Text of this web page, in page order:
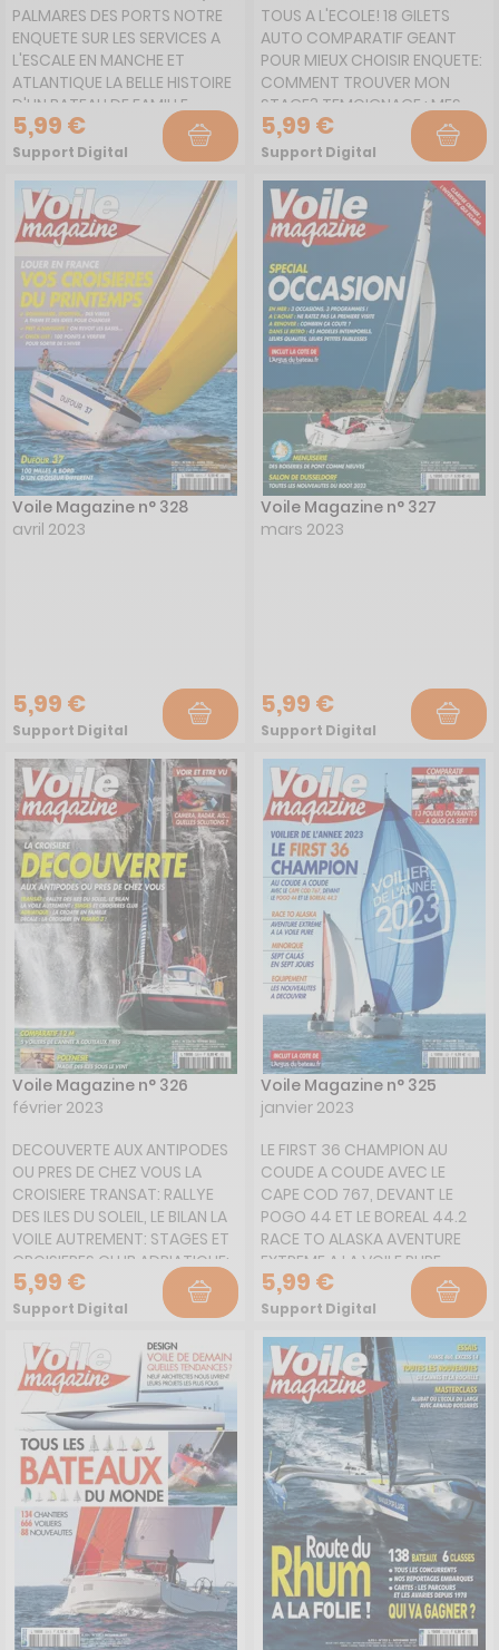
PALMARES DES PORTS NOTRE
ENQUETE SUR LES SERVICES A
L'ESCALE EN MANCHE ET
ATLANTIQUE LA BELLE HISTOIRE
D'UN BATEAU DE FAMILLE,
PERDU DE VUE, RETROUVE ET
RESTAURE DERIVEURS ET
QUELLE PRATIQUE ?
5,99 €
Support Digital
TOUS A L'ECOLE! 18 GILETS
AUTO COMPARATIF GEANT
POUR MIEUX CHOISIR ENQUETE:
COMMENT TROUVER MON
STAGE? TEMOIGNAGE : MES
PREMIERS BORDS AUX GLENANS
COACHING: LA VOILE AU
5,99 €
Support Digital
Voile Magazine n° 328
avril 2023
5,99 €
Support Digital
Voile Magazine n° 327
mars 2023
5,99 €
Support Digital
Voile Magazine n° 326
février 2023
DECOUVERTE AUX ANTIPODES
OU PRES DE CHEZ VOUS LA
CROISIERE TRANSAT: RALLYE
DES ILES DU SOLEIL, LE BILAN LA
VOILE AUTREMENT: STAGES ET
CROISIERES CLUB ADRIATIQUE:
LA CROATIE EN FAMILLE
DECALE: LA CROISIERE EN
5,99 €
Support Digital
Voile Magazine n° 325
janvier 2023
LE FIRST 36 CHAMPION AU
COUDE A COUDE AVEC LE
CAPE COD 767, DEVANT LE
POGO 44 ET LE BOREAL 44.2
RACE TO ALASKA AVENTURE
EXTREME A LA VOILE PURE
MINORQUE SEPT CALAS EN
SEPT JOURS EQUIPEMENT LES
5,99 €
Support Digital